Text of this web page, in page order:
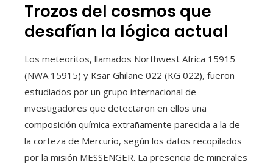
Trozos del cosmos que
desafían la lógica actual
Los meteoritos, llamados Northwest Africa 15915
(NWA 15915) y Ksar Ghilane 022 (KG 022), fueron
estudiados por un grupo internacional de
investigadores que detectaron en ellos una
composición química extrañamente parecida a la de
la corteza de Mercurio, según los datos recopilados
por la misión MESSENGER. La presencia de minerales